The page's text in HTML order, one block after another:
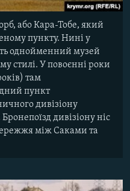
або Кара-Тобе, який
пункту. Нині у
однойменний музей
стилі. У повоєнні роки
там
пункт
дивізіону
дивізіону ніс
між Саками та